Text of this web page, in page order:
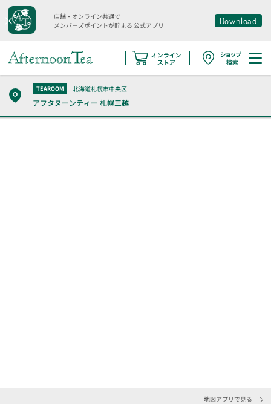
店舗・オンライン共通で
メンバーズポイントが貯まる 公式アプリ Download
TEAROOM 北海道札幌市中央区
アフタヌーンティー 札幌三越
地図アプリで見る